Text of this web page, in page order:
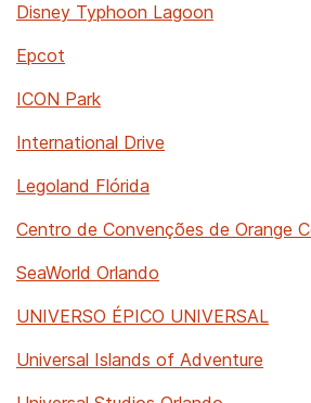
Disney Typhoon Lagoon
Epcot
ICON Park
International Drive
Legoland Flórida
Centro de Convenções de Orange
SeaWorld Orlando
UNIVERSO ÉPICO UNIVERSAL
Universal Islands of Adventure